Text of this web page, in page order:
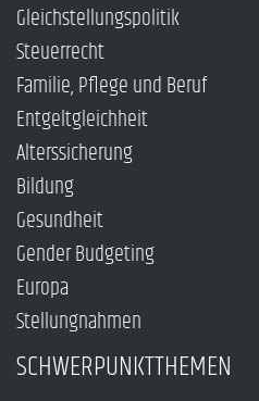
Gleichstellungspolitik
Steuerrecht
Familie, Pflege und Beruf
Entgeltgleichheit
Alterssicherung
Bildung
Gesundheit
Gender Budgeting
Europa
Stellungnahmen
SCHWERPUNKTTHEMEN